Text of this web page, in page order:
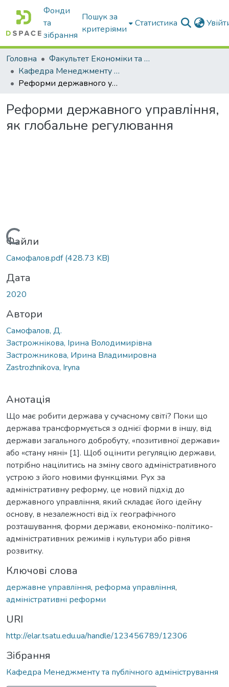
Фонди
та
зібрання
Пошук за
критеріями
Статистика
Головна
Факультет Економіки та бізнесу
Кафедра Менеджменту та публічного адміністрування
Реформи державного управління, як глобальне регулювання
Реформи державного управління,
як глобальне регулювання
Вантажиться...
Файли
Самофалов.pdf(428.73 KB)
Дата
2020
Автори
Самофалов, Д.
Застрожнікова, Ірина Володимирівна
Застрожникова, Ирина Владимировна
Zastrozhnikova, Iryna
Анотація
Що має робити держава у сучасному світі? Поки що
держава трансформується з однієї форми в іншу, від
держави загального добробуту, «позитивної держави»
або «стану няні» [1]. Щоб оцінити регуляцію держави,
потрібно націлитись на зміну свого адміністративного
устрою з його новими функціями. Рух за
адміністративну реформу, це новий підхід до
державного управління, який складає його ідейну
основу, в незалежності від їх географічного
розташування, форми держави, економіко-політико-
адміністративних режимів і культури або рівня
розвитку.
Ключові слова
державне управління, реформа управління,
адміністративні реформи
URI
http://elar.tsatu.edu.ua/handle/123456789/12306
Зібрання
Кафедра Менеджменту та публічного адміністрування